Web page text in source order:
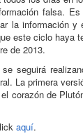
falsa.
la información
este ciclo
de 2013.
seguirá
La primera
corazón de
aquí.